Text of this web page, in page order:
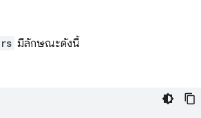
มีลักษณะดังนี้